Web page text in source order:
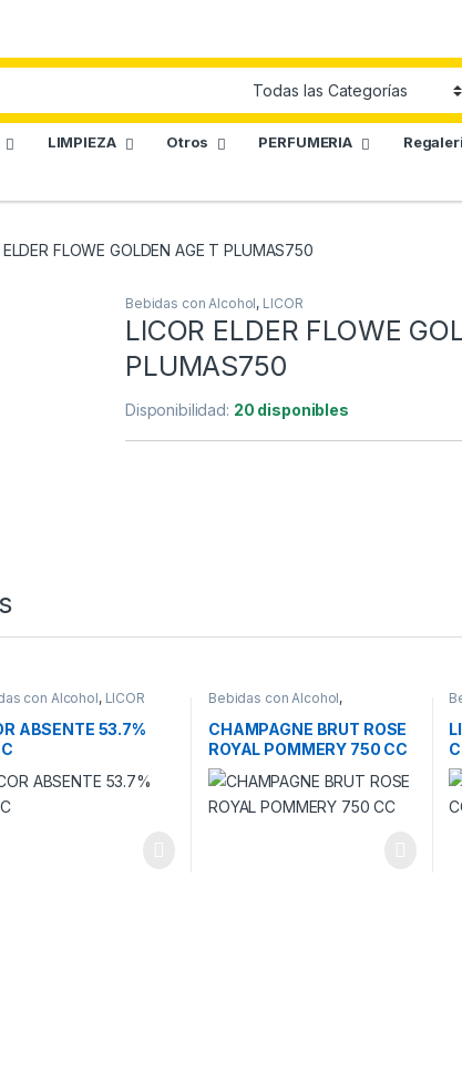
LIMPIEZA Otros PERFUMERIA
ELDER FLOWE GOLDEN AGE T PLUMAS750
Bebidas con Alcohol, LICOR
LICOR ELDER FLOWE
PLUMAS750
Disponibilidad: 20 disponibles
con Alcohol, LICOR
ABSENTE 53.7%
Bebidas con Alcohol,
CHAMPAGNE BRUT ROSE
ROYAL POMMERY 750 CC